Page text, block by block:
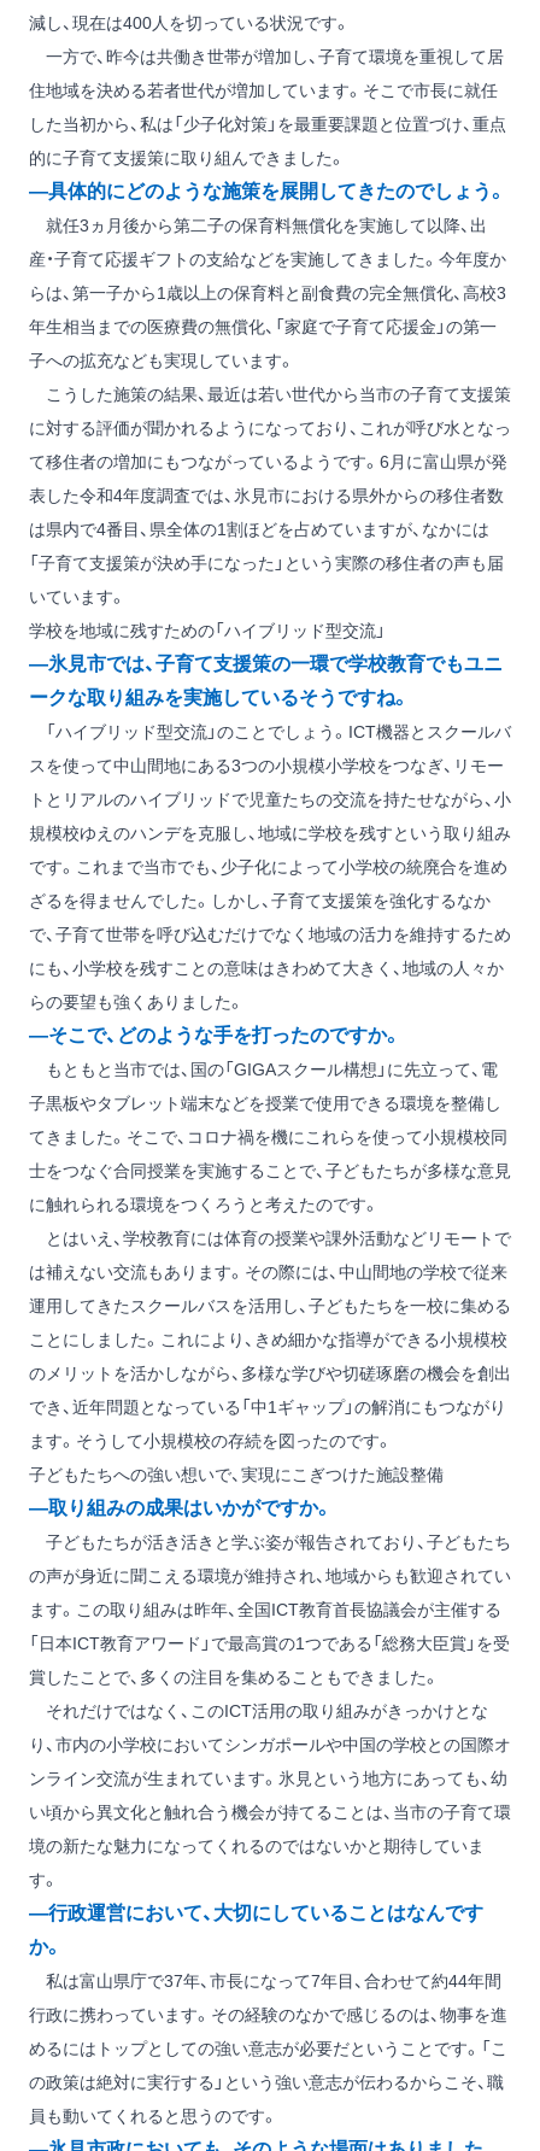
減し、現在は400人を切っている状況です。
一方で、昨今は共働き世帯が増加し、子育て環境を重視して居
住地域を決める若者世代が増加しています。そこで市長に就任
した当初から、私は「少子化対策」を最重要課題と位置づけ、重点
的に子育て支援策に取り組んできました。
―具体的にどのような施策を展開してきたのでしょう。
就任3ヵ月後から第二子の保育料無償化を実施して以降、出
産・子育て応援ギフトの支給などを実施してきました。今年度か
らは、第一子から1歳以上の保育料と副食費の完全無償化、高校3
年生相当までの医療費の無償化、「家庭で子育て応援金」の第一
子への拡充なども実現しています。
こうした施策の結果、最近は若い世代から当市の子育て支援策
に対する評価が聞かれるようになっており、これが呼び水となっ
て移住者の増加にもつながっているようです。6月に富山県が発
表した令和4年度調査では、氷見市における県外からの移住者数
は県内で4番目、県全体の1割ほどを占めていますが、なかには
「子育て支援策が決め手になった」という実際の移住者の声も届
いています。
学校を地域に残すための「ハイブリッド型交流」
―氷見市では、子育て支援策の一環で学校教育でもユニ
ークな取り組みを実施しているそうですね。
「ハイブリッド型交流」のことでしょう。ICT機器とスクールバ
スを使って中山間地にある3つの小規模小学校をつなぎ、リモー
トとリアルのハイブリッドで児童たちの交流を持たせながら、小
規模校ゆえのハンデを克服し、地域に学校を残すという取り組み
です。これまで当市でも、少子化によって小学校の統廃合を進め
ざるを得ませんでした。しかし、子育て支援策を強化するなか
で、子育て世帯を呼び込むだけでなく地域の活力を維持するため
にも、小学校を残すことの意味はきわめて大きく、地域の人々か
らの要望も強くありました。
―そこで、どのような手を打ったのですか。
もともと当市では、国の「GIGAスクール構想」に先立って、電
子黒板やタブレット端末などを授業で使用できる環境を整備し
てきました。そこで、コロナ禍を機にこれらを使って小規模校同
士をつなぐ合同授業を実施することで、子どもたちが多様な意見
に触れられる環境をつくろうと考えたのです。
とはいえ、学校教育には体育の授業や課外活動などリモートで
は補えない交流もあります。その際には、中山間地の学校で従来
運用してきたスクールバスを活用し、子どもたちを一校に集める
ことにしました。これにより、きめ細かな指導ができる小規模校
のメリットを活かしながら、多様な学びや切磋琢磨の機会を創出
でき、近年問題となっている「中1ギャップ」の解消にもつながり
ます。そうして小規模校の存続を図ったのです。
子どもたちへの強い想いで、実現にこぎつけた施設整備
―取り組みの成果はいかがですか。
子どもたちが活き活きと学ぶ姿が報告されており、子どもたち
の声が身近に聞こえる環境が維持され、地域からも歓迎されてい
ます。この取り組みは昨年、全国ICT教育首長協議会が主催する
「日本ICT教育アワード」で最高賞の1つである「総務大臣賞」を受
賞したことで、多くの注目を集めることもできました。
それだけではなく、このICT活用の取り組みがきっかけとな
り、市内の小学校においてシンガポールや中国の学校との国際オ
ンライン交流が生まれています。氷見という地方にあっても、幼
い頃から異文化と触れ合う機会が持てることは、当市の子育て環
境の新たな魅力になってくれるのではないかと期待していま
す。
―行政運営において、大切にしていることはなんです
か。
私は富山県庁で37年、市長になって7年目、合わせて約44年間
行政に携わっています。その経験のなかで感じるのは、物事を進
めるにはトップとしての強い意志が必要だということです。「こ
の政策は絶対に実行する」という強い意志が伝わるからこそ、職
員も動いてくれると思うのです。